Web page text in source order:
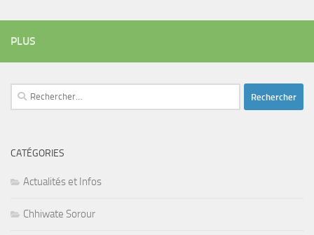
PLUS
Rechercher :
CATÉGORIES
Actualités et Infos
Chhiwate Sorour